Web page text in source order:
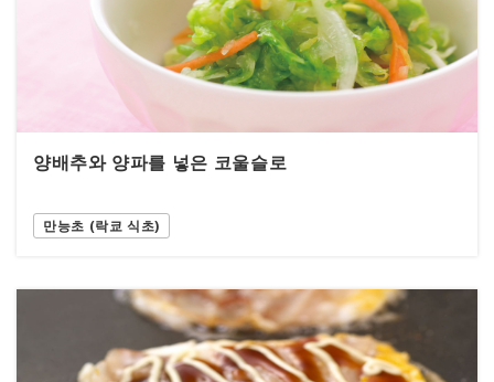
양배추와 양파를 넣은 코울슬로
만능초 (락쿄 식초)